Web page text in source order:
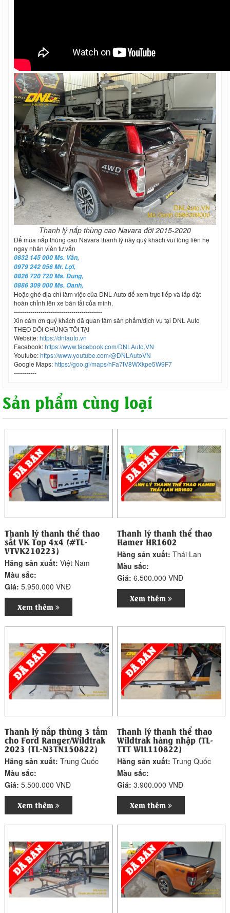
Thanh lý nắp thùng cao Navara đời 2015-2020
Để mua nắp thùng cao Navara thanh lý này quý khách vui lòng liên hệ
ngay nhân viên tư vấn
0832 145 000 Ms. Vân,
0979 242 056 Mr. Lợi,
0826 720 720 Ms. Dung,
0886 309 000 Ms. Oanh,
Hoặc ghé địa chỉ làm việc của DNL Auto để xem trực tiếp và lắp đặt
hoàn chỉnh lên xe bán tải của mình.
-------------------------------------------
Xin cảm ơn quý khách đã quan tâm sản phẩm/dịch vụ tại DNL Auto
THEO DÕI CHÚNG TÔI TẠI
Website:https://dnlauto.vn
Facebook:https://www.facebook.com/DNLAuto.VN
Youtube:https://www.youtube.com/@DNLAutoVN
Google Maps:https://goo.gl/maps/hFa7tV8WXkpe5W9F7
-----------
Sản phẩm cùng loại
Thanh lý thanh thể thao
sắt VK Top 4x4 (#TL-
VTVK210223)
Hãng sản xuất:Việt Nam
Màu sắc:
Giá:5.950.000 VNĐ
Xem thêm
Thanh lý thanh thể thao
Hamer HR1602
Hãng sản xuất:Thái Lan
Màu sắc:
Giá:6.500.000 VNĐ
Xem thêm
Thanh lý nắp thùng 3 tấm
cho Ford Ranger/Wildtrak
2023 (TL-N3TN150822)
Hãng sản xuất:Trung Quốc
Màu sắc:
Giá:5.500.000 VNĐ
Xem thêm
Thanh lý thanh thể thao
Wildtrak hàng nhập (TL-
TTT WIL110822)
Hãng sản xuất:Trung Quốc
Màu sắc:
Giá:3.900.000 VNĐ
Xem thêm